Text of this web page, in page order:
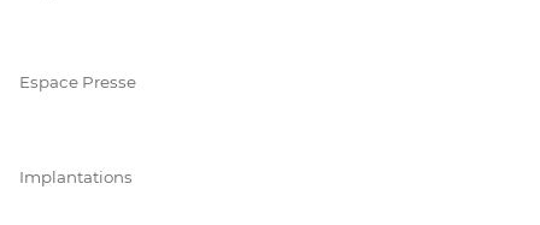
Espace Presse
Implantations